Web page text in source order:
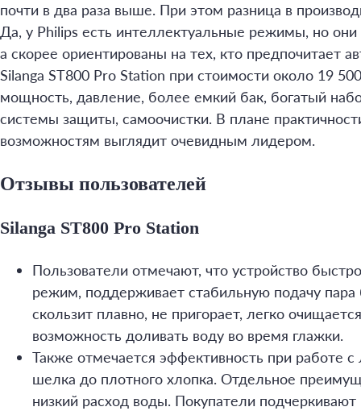
почти в два раза выше. При этом разница в
Да, у Philips есть интеллектуальные режимы, но
а скорее ориентированы на тех, кто предпочитает
Silanga ST800 Pro Station при стоимости около 19
мощность, давление, более емкий бак, богатый
системы защиты, самоочистки. В плане
возможностям выглядит очевидным лидером.
Отзывы пользователей
Silanga ST800 Pro Station
Пользователи отмечают, что устройство
режим, поддерживает стабильную подачу
скользит плавно, не пригорает, легко
возможность доливать воду во время глажки.
Также отмечается эффективность при работе
шелка до плотного хлопка. Отдельное
низкий расход воды. Покупатели